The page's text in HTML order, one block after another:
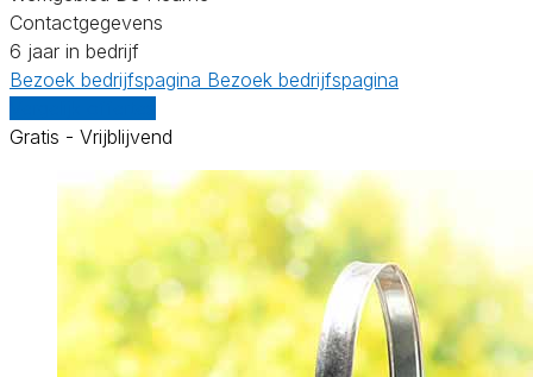
Contactgegevens
6 jaar in bedrijf
Bezoek bedrijfspagina Bezoek bedrijfspagina
Gratis - Vrijblijvend